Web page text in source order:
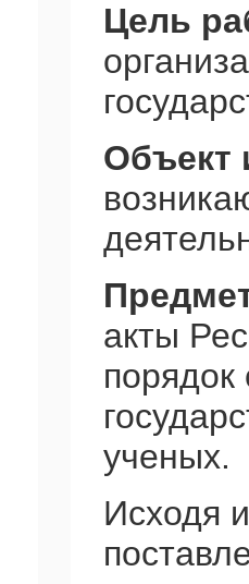
Цель
Объект
акты
порядок
ученых.
Исходя